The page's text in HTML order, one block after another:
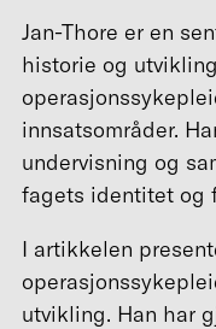
Jan-Thore er en
historie og
innsatsområder.
undervisning og
fagets identitet og
I artikkelen
utvikling. Han har